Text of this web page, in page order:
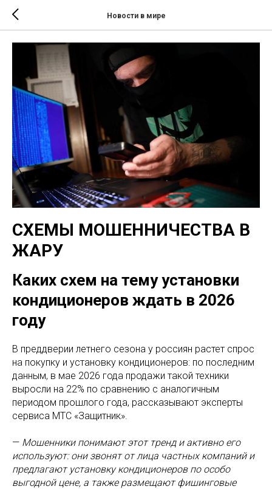
Новости в мире
СХЕМЫ МОШЕННИЧЕСТВА В
ЖАРУ
Каких схем на тему установки
кондиционеров ждать в 2026
году
В преддверии летнего сезона у россиян растет спрос
на покупку и установку кондиционеров: по последним
данным, в мае 2026 года продажи такой техники
выросли на 22% по сравнению с аналогичным
периодом прошлого года, рассказывают эксперты
сервиса МТС «Защитник».
— Мошенники понимают этот тренд и активно его
используют: они звонят от лица частных компаний и
предлагают установку кондиционеров по особо
выгодной цене, а также размещают фишинговые